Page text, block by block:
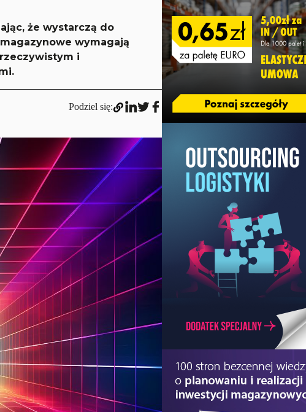
że wystarczą do
wymagają
i
Podziel się: